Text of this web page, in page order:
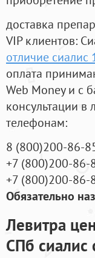
доставка
VIP клиентов:
отличие сиалис
оплата
Web Money и с
консультации
телефонам:
8 (800)200-86-
+7 (800)200-86-
+7 (800)200-86-
Обязательно
Левитра
СПб сиалис